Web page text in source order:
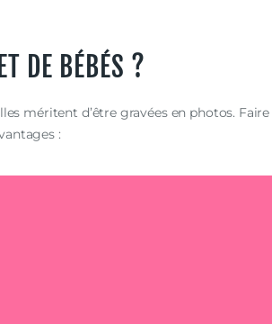
DE BÉBÉS ?
méritent d’être gravées en photos.
: